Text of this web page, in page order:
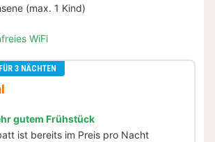
(max. 1 Kind)
WiFi
3 NÄCHTEN
gutem Frühstück
ist bereits im Preis pro Nacht